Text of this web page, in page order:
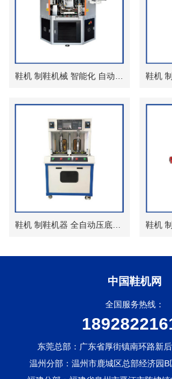
中国鞋机网
全国服务热线：
东莞总部：广东省厚街镇南环路新
温州分部：温州市鹿城区总部经济园